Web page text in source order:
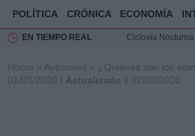
POLÍTICA CRÓNICA ECONOMÍA
EN TIEMPO REAL
Ciclovía
Rehabilitación
Home » Automovil » ¿Quiénes son los
01/03/2020 | Actualizado il 02/03/2020